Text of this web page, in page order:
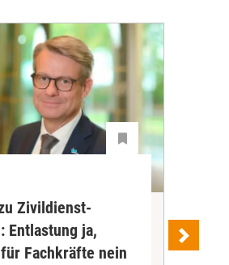
Zivildienst-
Entlastung ja,
Fachkräfte nein